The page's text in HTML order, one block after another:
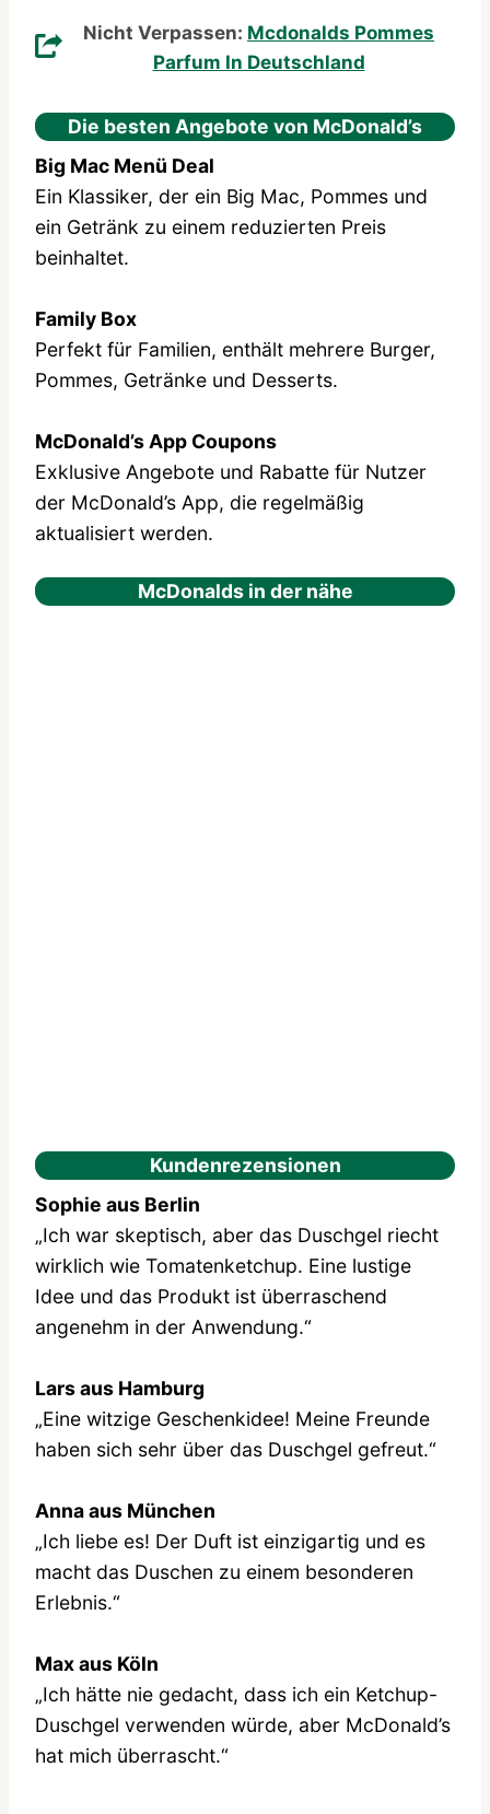
Nicht Verpassen: Mcdonalds Pommes
Parfum In Deutschland
Die besten Angebote von McDonald’s
Big Mac Menü Deal
Ein Klassiker, der ein Big Mac, Pommes und
ein Getränk zu einem reduzierten Preis
beinhaltet.
Family Box
Perfekt für Familien, enthält mehrere Burger,
Pommes, Getränke und Desserts.
McDonald’s App Coupons
Exklusive Angebote und Rabatte für Nutzer
der McDonald’s App, die regelmäßig
aktualisiert werden.
McDonalds in der nähe
Kundenrezensionen
Sophie aus Berlin
„Ich war skeptisch, aber das Duschgel riecht
wirklich wie Tomatenketchup. Eine lustige
Idee und das Produkt ist überraschend
angenehm in der Anwendung.“
Lars aus Hamburg
„Eine witzige Geschenkidee! Meine Freunde
haben sich sehr über das Duschgel gefreut.“
Anna aus München
„Ich liebe es! Der Duft ist einzigartig und es
macht das Duschen zu einem besonderen
Erlebnis.“
Max aus Köln
„Ich hätte nie gedacht, dass ich ein Ketchup-
Duschgel verwenden würde, aber McDonald’s
hat mich überrascht.“